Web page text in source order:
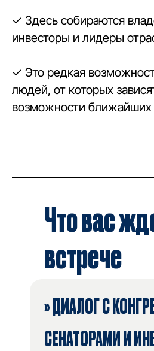
✓ Здесь собираются
инвесторы и лидеры
✓ Это редкая
людей, от которых
возможности ближайших
» ДИАЛОГ С
СЕНАТОРАМИ И
Что вас
встрече